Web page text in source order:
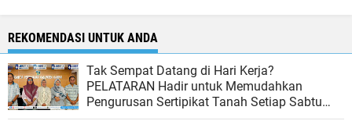
REKOMENDASI UNTUK ANDA
Tak Sempat Datang di Hari Kerja?
PELATARAN Hadir untuk Memudahkan
Pengurusan Sertipikat Tanah Setiap Sabtu
dan Minggu